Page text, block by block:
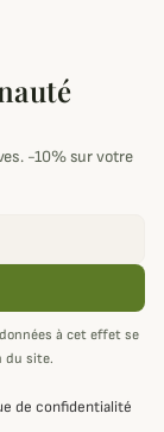
-10% sur votre
à cet effet se
du site.
de confidentialité